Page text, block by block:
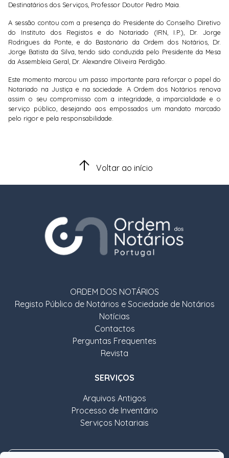
Destinatários dos Serviços, Professor Doutor Pedro Maia.
A sessão contou com a presença do Presidente do Conselho Diretivo
do Instituto dos Registos e do Notariado (IRN, I.P.), Dr. Jorge
Rodrigues da Ponte, e do Bastonário da Ordem dos Notários, Dr.
Jorge Batista da Silva, tendo sido conduzida pelo Presidente da Mesa
da Assembleia Geral, Dr. Alexandre Oliveira Perdigão.
Este momento marcou um passo importante para reforçar o papel do
Notariado na Justiça e na sociedade. A Ordem dos Notários renova
assim o seu compromisso com a integridade, a imparcialidade e o
serviço público, desejando aos empossados um mandato marcado
pelo rigor e pela responsabilidade.
Voltar ao início
ORDEM DOS NOTÁRIOS
Registo Público de Notários e Sociedade de Notários
Notícias
Contactos
Perguntas Frequentes
Revista
SERVIÇOS
Arquivos Antigos
Processo de Inventário
Serviços Notariais